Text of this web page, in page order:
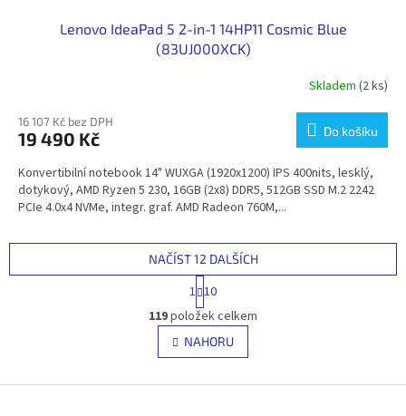
Lenovo IdeaPad 5 2-in-1 14HP11 Cosmic Blue
(83UJ000XCK)
Skladem (2 ks)
16 107 Kč bez DPH
19 490 Kč Do košíku
Konvertibilní notebook 14" WUXGA (1920x1200) IPS 400nits, lesklý,
dotykový, AMD Ryzen 5 230, 16GB (2x8) DDR5, 512GB SSD M.2 2242
PCIe 4.0x4 NVMe, integr. graf. AMD Radeon 760M,...
O
v
l
á
NAČÍST 12 DALŠÍCH
t
r
á
n
k
v
1 10
119položek celkem
NAHORU